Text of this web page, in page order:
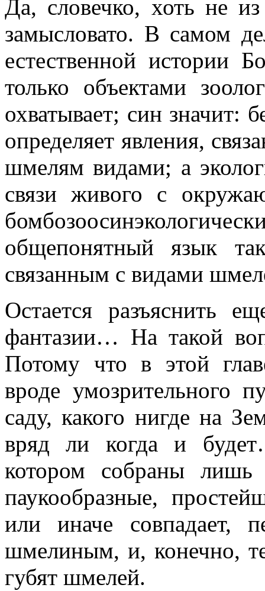
Да, словечко, хоть не
замысловато. В самом
естественной истории
только объектами
охватывает; син значит:
определяет явления,
шмелям видами; а
связи живого с
общепонятный язык
связанным с видами
Остается разъяснить
фантазии… На такой
Потому что в этой
вроде умозрительного
саду, какого нигде на
вряд ли когда и
котором собраны лишь
паукообразные,
или иначе совпадает,
шмелиным, и, конечно,
губят шмелей.